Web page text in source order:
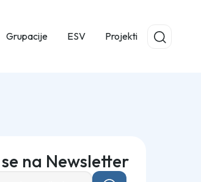
Grupacije ESV Projekti
na Newsletter